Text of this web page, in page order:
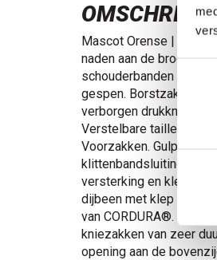
Mascot Orense | 8269-
naden aan de
schouderbanden met
gespen. Borstzak van
verborgen drukknopen.
Verstelbare tailleband.
Voorzakken. Gulp met
klittenbandsluiting.
versterking en klep met
dijbeen met klep en
van CORDURA®.
kniezakken van zeer
opening aan de